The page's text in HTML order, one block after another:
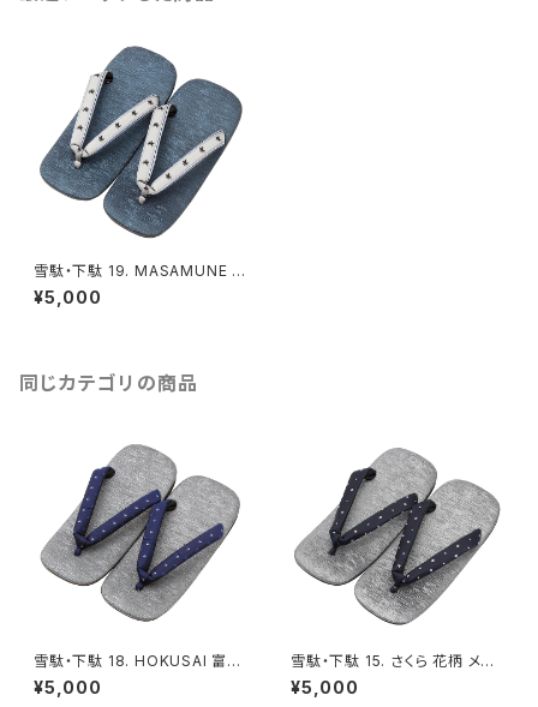
雪駄・下駄 19. MASAMUNE 伊
達政宗モチーフ メンズ フリーサ
イズ（LL）勝色/ブルー - FORT
¥5,000
同じカテゴリの商品
雪駄・下駄 18. HOKUSAI 富士
山・桜柄 メンズ フリーサイズ（L
L）- FORTUNA Tokyo レンタ
¥5,000
雪駄・下駄 15. さくら 花柄 メン
ズ フリーサイズ（LL）- FORTU
NA Tokyo レンタル
¥5,000